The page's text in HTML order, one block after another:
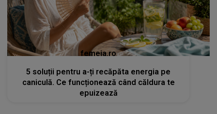
femeia.ro
5 soluții pentru a-ți recăpăta energia pe
caniculă. Ce funcționează când căldura te
epuizează